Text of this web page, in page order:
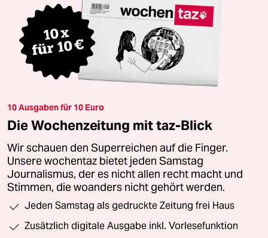
10 Ausgaben für 10 Euro
Die Wochenzeitung mit taz-Blick
Wir schauen den Superreichen auf die Finger.
Unsere wochentaz bietet jeden Samstag
Journalismus, der es nicht allen recht macht und
Stimmen, die woanders nicht gehört werden.
Jeden Samstag als gedruckte Zeitung frei Haus
Zusätzlich digitale Ausgabe inkl. Vorlesefunktion